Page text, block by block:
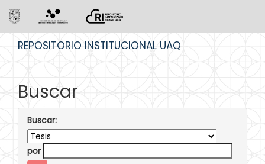
REPOSITORIO INSTITUCIONAL UAQ
Buscar
Buscar:
por